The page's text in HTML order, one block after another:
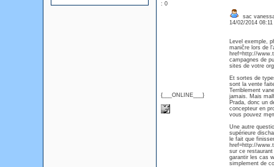
: 0
{___ONLINE___}
sac
14/02/2014
Level exemple,
maničre lors de
href=http://
campagnes de
sites de votre
Et sortes de
sont la vente
Terriblement
jamais. Mais
Prada, donc un
concepteur en
vous pouvez
Une autre
supérieure
le fait que
href=http://
sur ce
garantir les cas
simplement de